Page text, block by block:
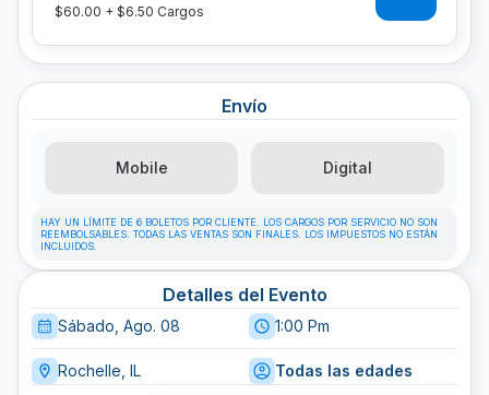
$60.00 + $6.50 Cargos
Envío
Mobile Digital
HAY UN LÍMITE DE 6 BOLETOS POR CLIENTE. LOS CARGOS POR SERVICIO NO SON
REEMBOLSABLES. TODAS LAS VENTAS SON FINALES. LOS IMPUESTOS NO ESTÁN
INCLUIDOS.
Detalles del Evento
Sábado, Ago. 08 1:00 Pm
Rochelle, IL Todas las edades